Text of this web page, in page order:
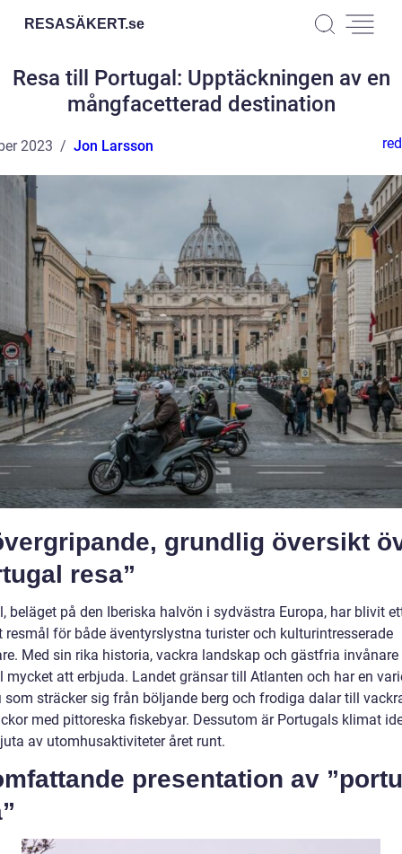
RESASÄKERT.se
Resa till Portugal: Upptäckningen av en
mångfacetterad destination
2023 Jon Larsson
grundlig översikt
resa”
beläget på den Iberiska halvön i sydvästra Europa, har blivit
resmål för både äventyrslystna turister och kulturintresserade
Med sin rika historia, vackra landskap och gästfria invånare
mycket att erbjuda. Landet gränsar till Atlanten och har en
som sträcker sig från böljande berg och frodiga dalar till
med pittoreska fiskebyar. Dessutom är Portugals klimat
av utomhusaktiviteter året runt.
presentation av